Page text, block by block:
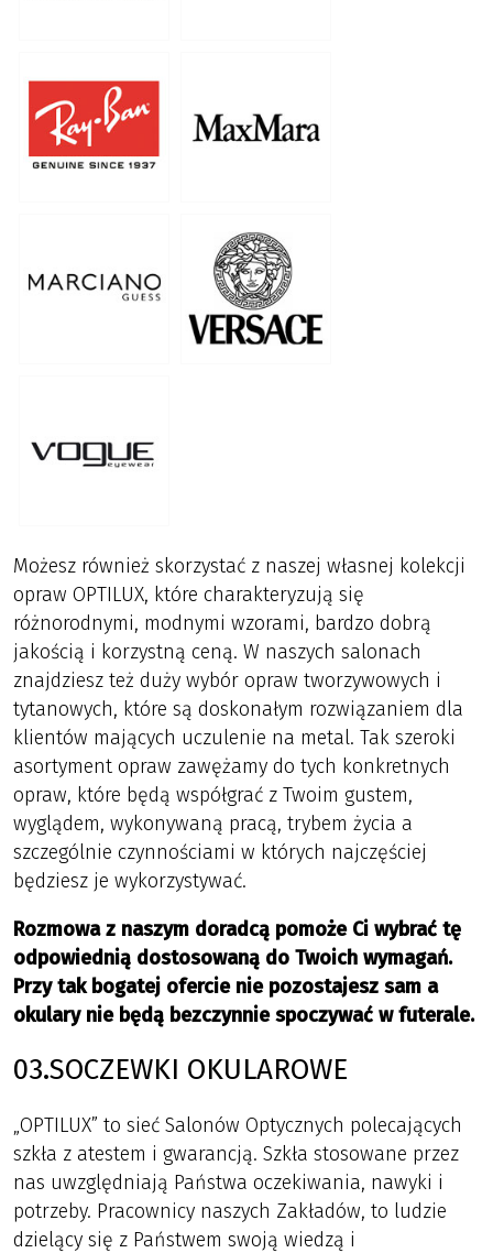
Możesz również skorzystać z naszej własnej kolekcji
opraw OPTILUX, które charakteryzują się
różnorodnymi, modnymi wzorami, bardzo dobrą
jakością i korzystną ceną. W naszych salonach
znajdziesz też duży wybór opraw tworzywowych i
tytanowych, które są doskonałym rozwiązaniem dla
klientów mających uczulenie na metal. Tak szeroki
asortyment opraw zawężamy do tych konkretnych
opraw, które będą współgrać z Twoim gustem,
wyglądem, wykonywaną pracą, trybem życia a
szczególnie czynnościami w których najczęściej
będziesz je wykorzystywać.
Rozmowa z naszym doradcą pomoże Ci wybrać tę
odpowiednią dostosowaną do Twoich wymagań.
Przy tak bogatej ofercie nie pozostajesz sam a
okulary nie będą bezczynnie spoczywać w futerale.
03.SOCZEWKI OKULAROWE
„OPTILUX” to sieć Salonów Optycznych polecających
szkła z atestem i gwarancją. Szkła stosowane przez
nas uwzględniają Państwa oczekiwania, nawyki i
potrzeby. Pracownicy naszych Zakładów, to ludzie
dzielący się z Państwem swoją wiedzą i